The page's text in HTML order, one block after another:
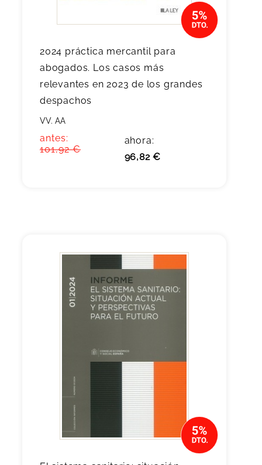
2024 práctica mercantil para
abogados. Los casos más
relevantes en 2023 de los grandes
despachos
VV. AA
antes:
101,92 €
ahora:
96,82 €